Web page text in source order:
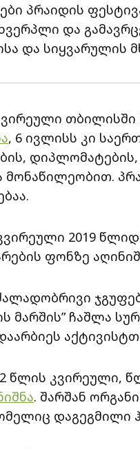
პრაიდის
და
და სიყვარულის
, 6 ივლისს კი
მონაწილეობით.
2019
ფონზე
მარშის” ჩაშლა
წლის კვირეული,
. შარშან
დაგეგმილი